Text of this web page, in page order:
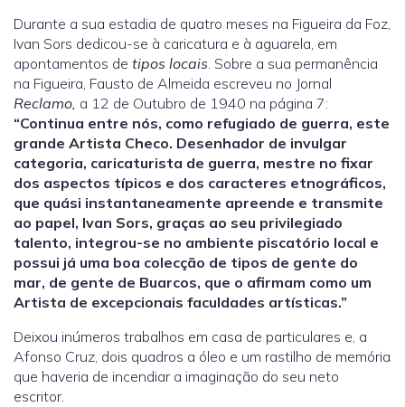
Durante a sua estadia de quatro meses na Figueira da Foz,
Ivan Sors dedicou-se à caricatura e à aguarela, em
apontamentos de tipos locais. Sobre a sua permanência
na Figueira, Fausto de Almeida escreveu no Jornal
Reclamo, a 12 de Outubro de 1940 na página 7:
“Continua entre nós, como refugiado de guerra, este
grande Artista Checo. Desenhador de invulgar
categoria, caricaturista de guerra, mestre no fixar
dos aspectos típicos e dos caracteres etnográficos,
que quási instantaneamente apreende e transmite
ao papel, Ivan Sors, graças ao seu privilegiado
talento, integrou-se no ambiente piscatório local e
possui já uma boa colecção de tipos de gente do
mar, de gente de Buarcos, que o afirmam como um
Artista de excepcionais faculdades artísticas.”
Deixou inúmeros trabalhos em casa de particulares e, a
Afonso Cruz, dois quadros a óleo e um rastilho de memória
que haveria de incendiar a imaginação do seu neto
escritor.